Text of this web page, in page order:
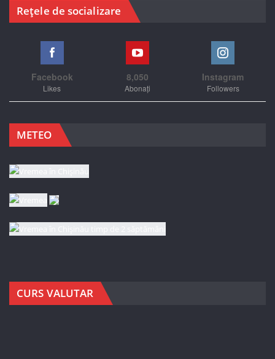
Rețele de socializare
Facebook
Likes
8,050
Abonați
Instagram
Followers
METEO
CURS VALUTAR